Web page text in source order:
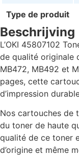
Type de produit
Beschrijving
L’OKI 45807102
de qualité originale
MB472, MB492 et
pages, cette
d’impression
Nos cartouches de
du toner de haute
qualité de ce toner
d’origine et même